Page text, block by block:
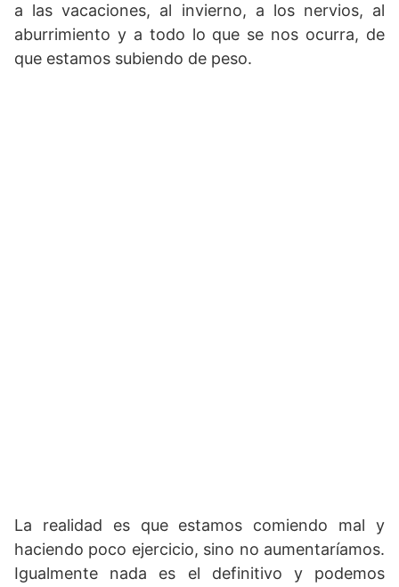
a las vacaciones, al invierno, a los nervios, al
aburrimiento y a todo lo que se nos ocurra, de
que estamos subiendo de peso.
La realidad es que estamos comiendo mal y
haciendo poco ejercicio, sino no aumentaríamos.
Igualmente nada es el definitivo y podemos